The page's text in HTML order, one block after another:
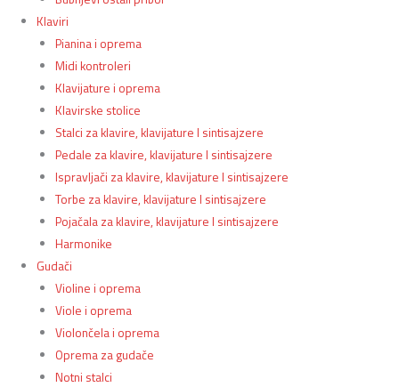
Klaviri
Pianina i oprema
Midi kontroleri
Klavijature i oprema
Klavirske stolice
Stalci za klavire, klavijature I sintisajzere
Pedale za klavire, klavijature I sintisajzere
Ispravljači za klavire, klavijature I sintisajzere
Torbe za klavire, klavijature I sintisajzere
Pojačala za klavire, klavijature I sintisajzere
Harmonike
Gudači
Violine i oprema
Viole i oprema
Violončela i oprema
Oprema za gudače
Notni stalci